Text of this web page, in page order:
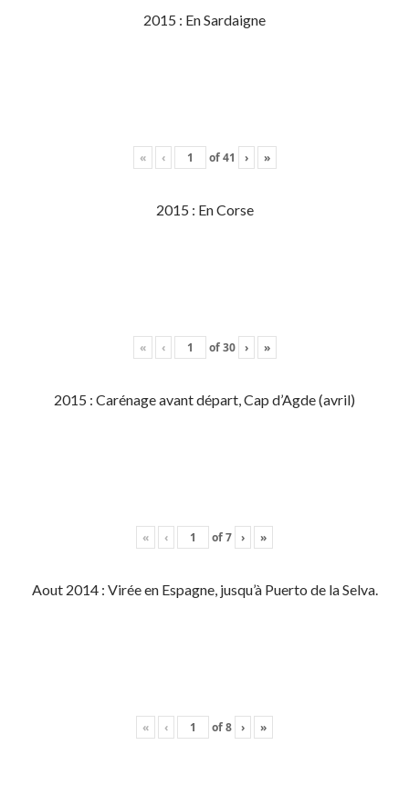
2015 : En Sardaigne
« ‹ of41 › »
2015 : En Corse
« ‹ of30 › »
2015 : Carénage avant départ, Cap d’Agde (avril)
« ‹ of7 › »
Aout 2014 : Virée en Espagne, jusqu’à Puerto de la Selva.
« ‹ of8 › »